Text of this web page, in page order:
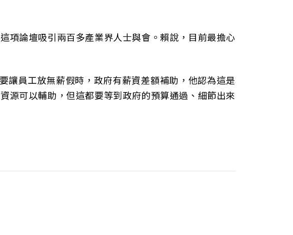
項論壇吸引兩百多產業界人士與會。賴說，目前最擔心
讓員工放無薪假時，政府有薪資差額補助，他認為這是
源可以輔助，但這都要等到政府的預算通過、細節出來